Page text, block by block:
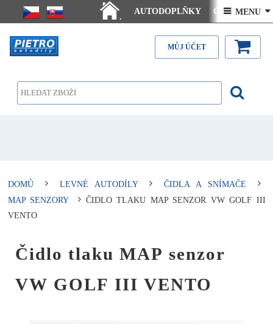
.
AUTODOPLŇKY Ceny doručení
Články - návody Kontakt
 MENU 
MŮJ ÚČET
DOMŮ LEVNÉ AUTODÍLY
ČIDLA A SNÍMAČE
MAP SENZORY
ČIDLO TLAKU MAP SENZOR VW GOLF III
VENTO
Čidlo tlaku MAP senzor
VW GOLF III VENTO